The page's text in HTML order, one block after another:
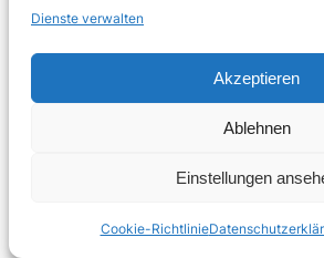
Dienste verwalten
Akzeptieren
Ablehnen
Einstellungen
Cookie-Richtlinie